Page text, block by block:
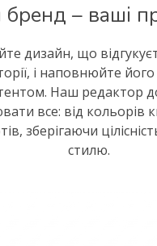
– ваші
дизайн, що
і наповнюйте
Наш редактор
все: від кольорів
зберігаючи
стилю.